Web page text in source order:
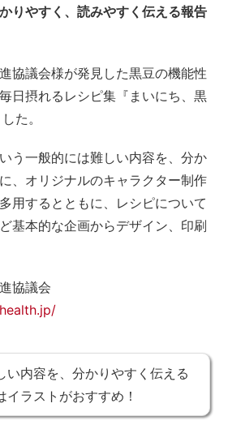
りやすく、読みやすく伝える報告
協議会様が発見した黒豆の機能性
日摂れるレシピ集『まいにち、黒
た。
う一般的には難しい内容を、分か
、オリジナルのキャラクター制作
用するとともに、レシピについて
基本的な企画からデザイン、印刷
協議会
い内容を、分かりやすく伝える
イラストがおすすめ！